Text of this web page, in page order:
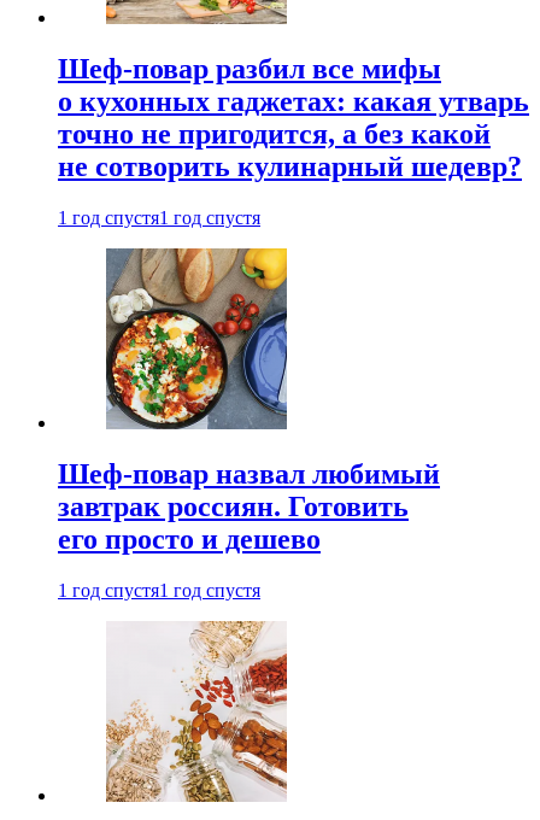
Шеф-повар разбил все мифы
о кухонных гаджетах: какая утварь
точно не пригодится, а без какой
не сотворить кулинарный шедевр?
1 год спустя1 год спустя
Шеф-повар назвал любимый
завтрак россиян. Готовить
его просто и дешево
1 год спустя1 год спустя